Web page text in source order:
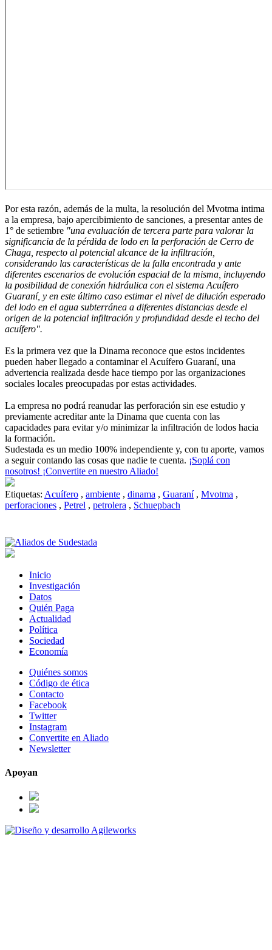
Por esta razón, además de la multa, la resolución del Mvotma intima
a la empresa, bajo apercibimiento de sanciones, a presentar antes de
1° de setiembre "una evaluación de tercera parte para valorar la
significancia de la pérdida de lodo en la perforación de Cerro de
Chaga, respecto al potencial alcance de la infiltración,
considerando las características de la falla encontrada y ante
diferentes escenarios de evolución espacial de la misma, incluyendo
la posibilidad de conexión hidráulica con el sistema Acuífero
Guaraní, y en este último caso estimar el nivel de dilución esperado
del lodo en el agua subterránea a diferentes distancias desde el
origen de la potencial infiltración y profundidad desde el techo del
acuífero".
Es la primera vez que la Dinama reconoce que estos incidentes
pueden haber llegado a contaminar el Acuífero Guaraní, una
advertencia realizada desde hace tiempo por las organizaciones
sociales locales preocupadas por estas actividades.
La empresa no podrá reanudar las perforación sin ese estudio y
previamente acreditar ante la Dinama que cuenta con las
capacidades para evitar y/o minimizar la infiltración de lodos hacia
la formación.
Sudestada es un medio 100% independiente y, con tu aporte, vamos
a seguir contando las cosas que nadie te cuenta. ¡Soplá con
nosotros! ¡Convertite en nuestro Aliado!
Etiquetas: Acuífero , ambiente , dinama , Guaraní , Mvotma ,
perforaciones , Petrel , petrolera , Schuepbach
Inicio
Investigación
Datos
Quién Paga
Actualidad
Política
Sociedad
Economía
Quiénes somos
Código de ética
Contacto
Facebook
Twitter
Instagram
Convertite en Aliado
Newsletter
Apoyan